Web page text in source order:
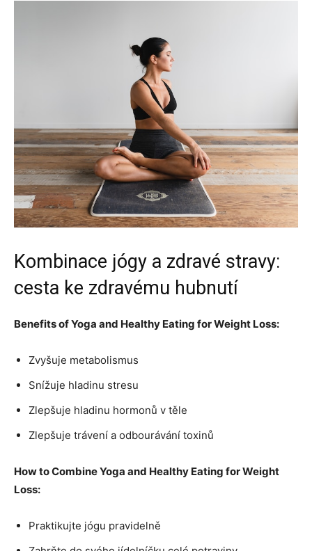
Kombinace jógy a zdravé stravy:
cesta ke zdravému hubnutí
Benefits of Yoga and Healthy Eating for Weight Loss:
Zvyšuje metabolismus
Snížuje hladinu stresu
Zlepšuje hladinu hormonů v těle
Zlepšuje trávení a odbourávání toxinů
How to Combine Yoga and Healthy Eating for Weight
Loss:
Praktikujte jógu pravidelně